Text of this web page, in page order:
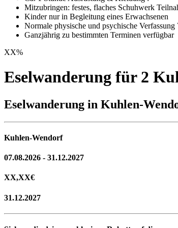
Mitzubringen: festes, flaches Schuhwerk
Kinder nur in Begleitung eines Erwachsenen
Normale physische und psychische
Ganzjährig zu bestimmten Terminen verfügbar
XX%
Eselwanderung für 2
Eselwanderung in Kuhlen-
Kuhlen-Wendorf
07.08.2026 - 31.12.2027
XX,XX€
31.12.2027